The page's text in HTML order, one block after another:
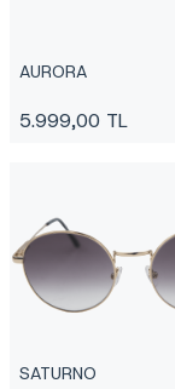
AURORA
5.999,00 TL
SATURNO